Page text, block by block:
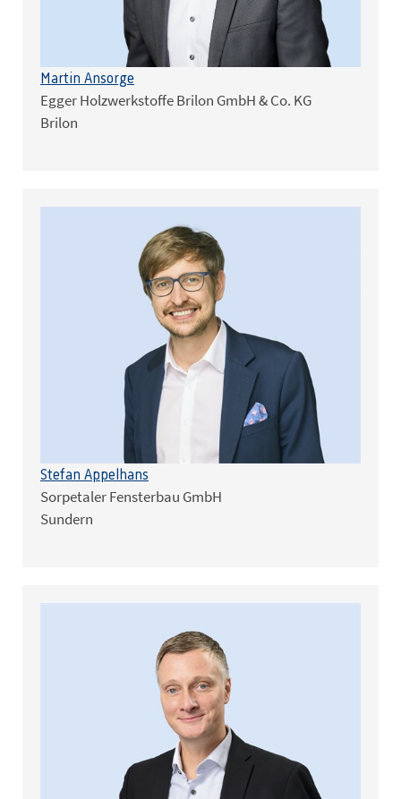
Martin Ansorge
Egger Holzwerkstoffe Brilon GmbH & Co. KG
Brilon
Stefan Appelhans
Sorpetaler Fensterbau GmbH
Sundern